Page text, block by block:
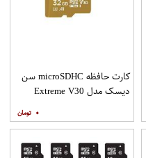
کارت حافظه microSDHC سن
دیسک مدل Extreme V30
سرعت 160MBps ظرفیت 32۰